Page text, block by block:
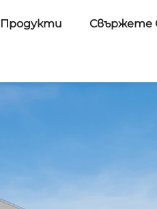
Продукти Свържете